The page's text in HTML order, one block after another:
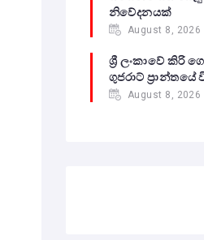
නිවේදනයක්
August 8, 2026
ශ්‍රී ලංකාවේ කිරි
ගුජරාට්
August 8, 2026